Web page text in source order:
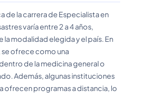
de la carrera de Especialista en
varía entre 2 a 4 años,
modalidad elegida y el país. En
se ofrece como una
de la medicina general o
Además, algunas instituciones
ofrecen programas a distancia, lo